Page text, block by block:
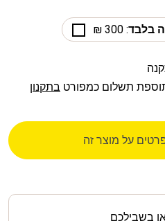
בלבד: 300 ₪
תשלום כמפורט בתקנון
על מוצר זה
בשבילכם